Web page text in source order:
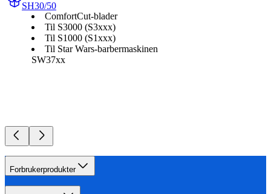
SH30/50
ComfortCut-blader
Til S3000 (S3xxx)
Til S1000 (S1xxx)
Til Star Wars-barbermaskinen
SW37xx
Forbrukerprodukter